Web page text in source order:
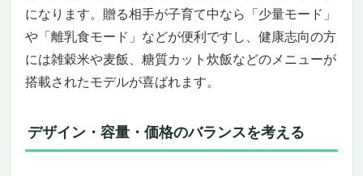
【プレゼント用 炊飯器 ハイスペック】の決定
版！ 「タイガー魔法瓶 土鍋圧力IH式 最上位モ
デル JRX-S060W」
圧倒的な火力と職人技を再現する「土鍋ご泡
火炊き」
こういう人にオススメ・逆にこういう人には
微妙
になります。贈る相手が子育て中なら「少量モード」
や「離乳食モード」などが便利ですし、健康志向の方
には雑穀米や麦飯、糖質カット炊飯などのメニューが
搭載されたモデルが喜ばれます。
デザイン・容量・価格のバランスを考える